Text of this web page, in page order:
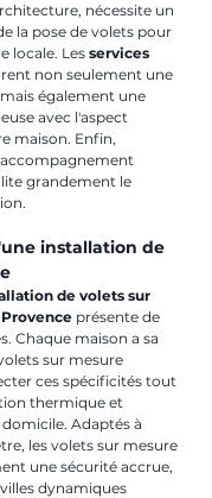
nécessite un
la pose de volets pour
locale. Les services
non seulement une
également une
avec l'aspect
maison. Enfin,
accompagnement
grandement le
installation de
de volets sur
présente de
Chaque maison a sa
sur mesure
ces spécificités tout
thermique et
Adaptés à
les volets sur mesure
une sécurité accrue,
dynamiques